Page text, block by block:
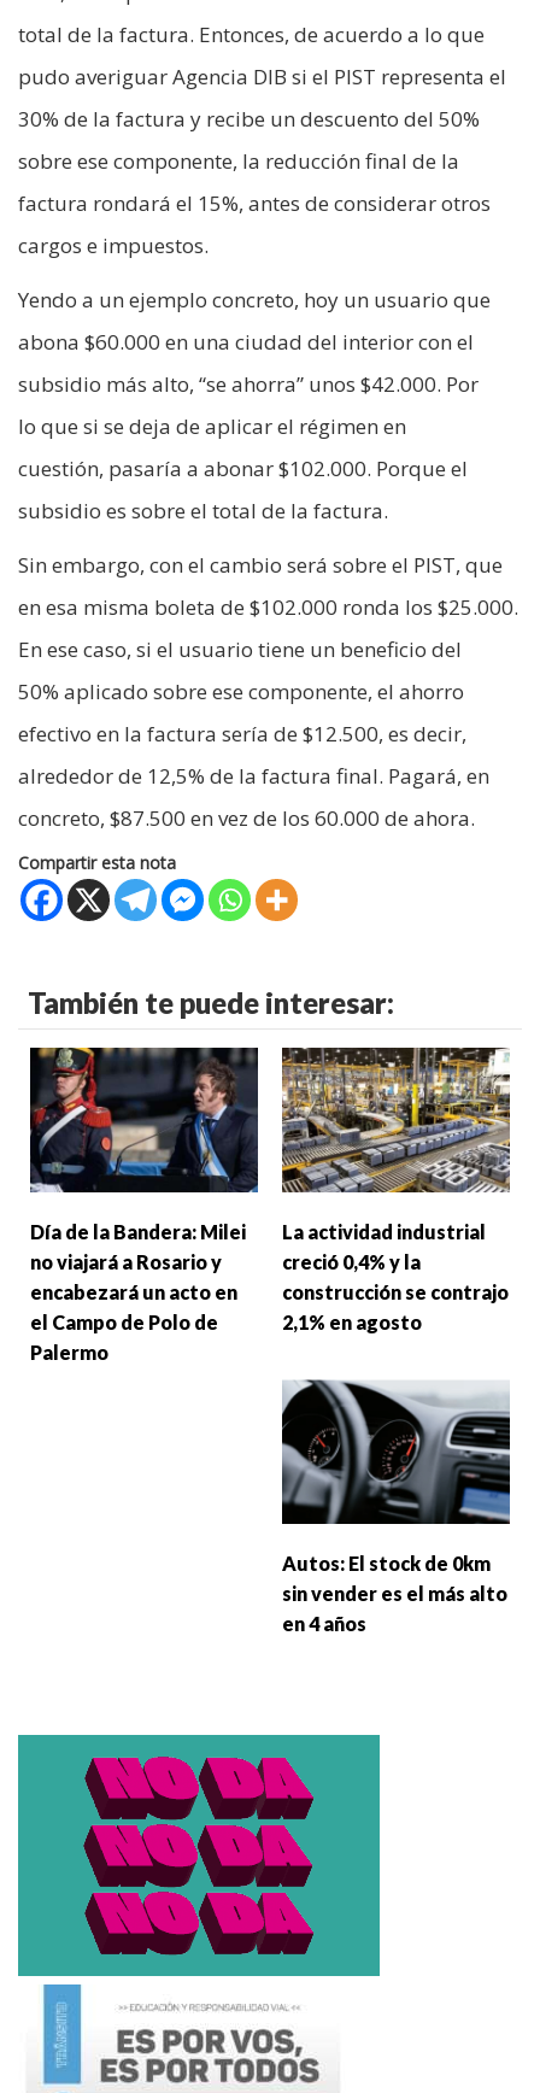
total de la factura. Entonces, de acuerdo a lo que
pudo averiguar Agencia DIB si el PIST representa el
30% de la factura y recibe un descuento del 50%
sobre ese componente, la reducción final de la
factura rondará el 15%, antes de considerar otros
cargos e impuestos.
Yendo a un ejemplo concreto, hoy un usuario que
abona $60.000 en una ciudad del interior con el
subsidio más alto, “se ahorra” unos $42.000. Por
lo que si se deja de aplicar el régimen en
cuestión, pasaría a abonar $102.000. Porque el
subsidio es sobre el total de la factura.
Sin embargo, con el cambio será sobre el PIST, que
en esa misma boleta de $102.000 ronda los $25.000.
En ese caso, si el usuario tiene un beneficio del
50% aplicado sobre ese componente, el ahorro
efectivo en la factura sería de $12.500, es decir,
alrededor de 12,5% de la factura final. Pagará, en
concreto, $87.500 en vez de los 60.000 de ahora.
Compartir esta nota
También te puede interesar:
Día de la Bandera: Milei
no viajará a Rosario y
encabezará un acto en
el Campo de Polo de
Palermo
La actividad industrial
creció 0,4% y la
construcción se contrajo
2,1% en agosto
Autos: El stock de 0km
sin vender es el más alto
en 4 años